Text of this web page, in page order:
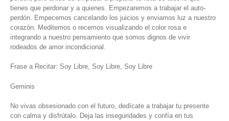
tienes que perdonar y a quienes. Empezaremos a trabajar el auto-
perdón. Empecemos cancelando los juicios y enviamos luz a nuestro
corazón. Meditemos o recemos visualizando el color rosa e
integrando a nuestro pensamiento que somos dignos de vivir
rodeados de amor incondicional.
Frase a Recitar: Soy Libre, Soy Libre, Soy Libre
Geminis
No vivas obsesionado con el futuro, dedícate a trabajar tu presente
con calma y disfrútalo. Deja las inseguridades y confía en tus